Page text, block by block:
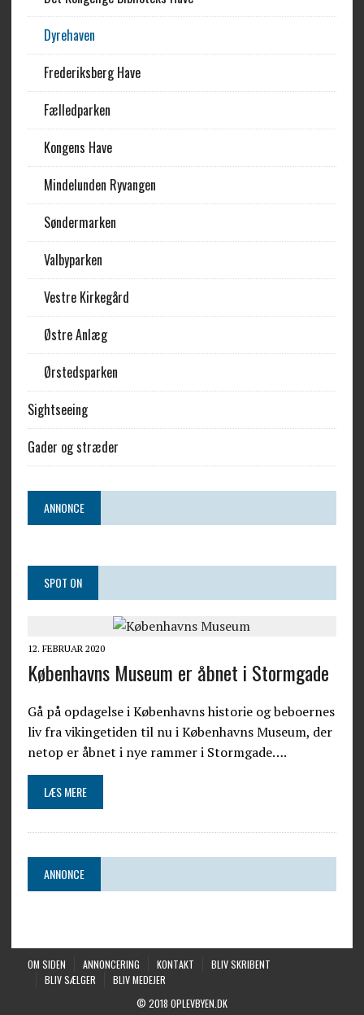
Dyrehaven
Frederiksberg Have
Fælledparken
Kongens Have
Mindelunden Ryvangen
Søndermarken
Valbyparken
Vestre Kirkegård
Østre Anlæg
Ørstedsparken
Sightseeing
Gader og stræder
ANNONCE
SPOT ON
12. FEBRUAR 2020
Københavns Museum er åbnet i Stormgade
Gå på opdagelse i Københavns historie og beboernes
liv fra vikingetiden til nu i Københavns Museum, der
netop er åbnet i nye rammer i Stormgade….
LÆS MERE
ANNONCE
OM SIDEN ANNONCERING KONTAKT
BLIV SKRIBENT
BLIV SÆLGER
BLIV MEDEJER
© 2018 OPLEVBYEN.DK